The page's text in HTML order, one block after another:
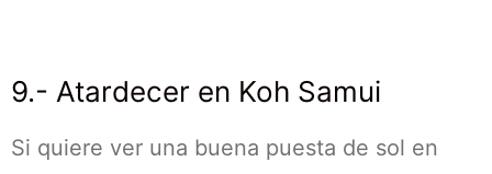
9.- Atardecer en Koh Samui
Si quiere ver una buena puesta de sol en